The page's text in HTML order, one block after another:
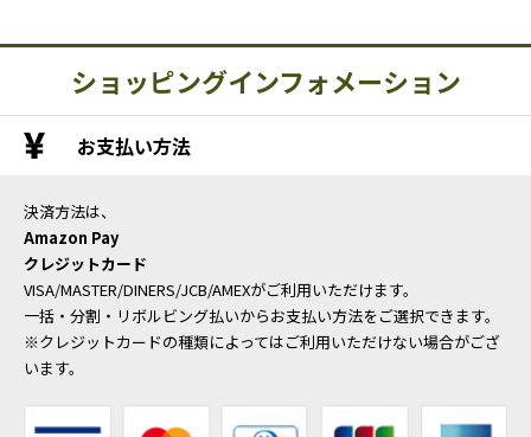
ショッピングインフォメーション
お支払い方法
決済方法は、
Amazon Pay
クレジットカード
VISA/MASTER/DINERS/JCB/AMEXがご利用いただけます。
一括・分割・リボルビング払いからお支払い方法をご選択できます。
※クレジットカードの種類によってはご利用いただけない場合がござ
います。